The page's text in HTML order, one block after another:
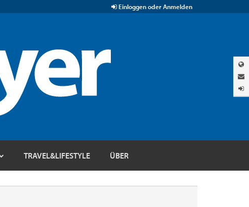
Einloggen oder Anmelden
TRAVEL&LIFESTYLE ÜBER